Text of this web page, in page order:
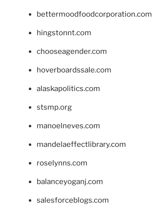
bettermoodfoodcorporation.com
hingstonnt.com
chooseagender.com
hoverboardssale.com
alaskapolitics.com
stsmp.org
manoelneves.com
mandelaeffectlibrary.com
roselynns.com
balanceyoganj.com
salesforceblogs.com